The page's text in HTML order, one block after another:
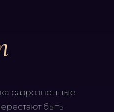
разрозненные
быть